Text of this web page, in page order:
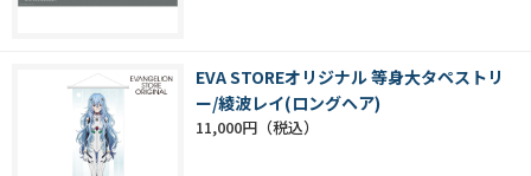
EVA STOREオリジナル 等身大タペストリ
ー/綾波レイ(ロングヘア)
11,000円